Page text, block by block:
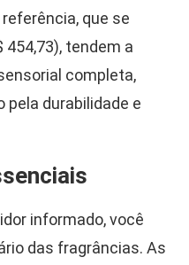
que se
tendem a
completa,
durabilidade e
informado, você
das fragrâncias. As